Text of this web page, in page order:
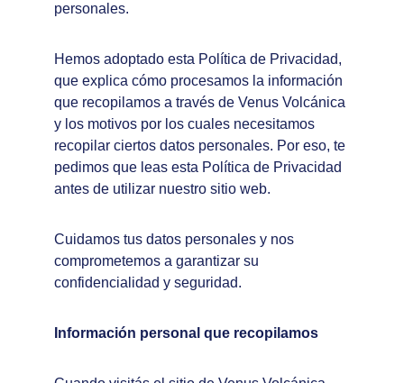
personales.
Hemos adoptado esta Política de Privacidad,
que explica cómo procesamos la información
que recopilamos a través de Venus Volcánica
y los motivos por los cuales necesitamos
recopilar ciertos datos personales. Por eso, te
pedimos que leas esta Política de Privacidad
antes de utilizar nuestro sitio web.
Cuidamos tus datos personales y nos
comprometemos a garantizar su
confidencialidad y seguridad.
Información personal que recopilamos